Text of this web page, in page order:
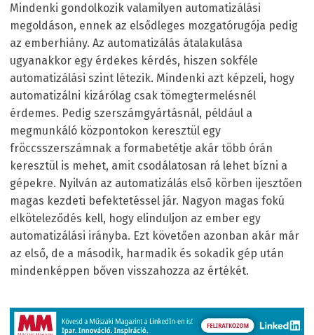
Mindenki gondolkozik valamilyen automatizálási
megoldáson, ennek az elsődleges mozgatórugója pedig
az emberhiány. Az automatizálás átalakulása
ugyanakkor egy érdekes kérdés, hiszen sokféle
automatizálási szint létezik. Mindenki azt képzeli, hogy
automatizálni kizárólag csak tömegtermelésnél
érdemes. Pedig szerszámgyártásnál, például a
megmunkáló központokon keresztül egy
fröccsszerszámnak a formabetétje akár több órán
keresztül is mehet, amit csodálatosan rá lehet bízni a
gépekre. Nyilván az automatizálás első körben ijesztően
magas kezdeti befektetéssel jár. Nagyon magas fokú
elköteleződés kell, hogy elinduljon az ember egy
automatizálási irányba. Ezt követően azonban akár már
az első, de a második, harmadik és sokadik gép után
mindenképpen bőven visszahozza az értékét.